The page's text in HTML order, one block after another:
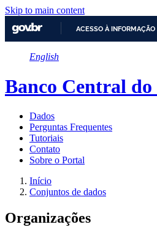
Skip to main content
ACESSO À INFORMAÇÃO
English
Banco Central
Dados
Perguntas Frequentes
Tutoriais
Contato
Sobre o Portal
Início
Conjuntos de dados
Organizações